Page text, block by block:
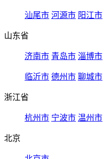
汕尾市 河源市 阳江市
山东省
济南市 青岛市 淄博市
临沂市 德州市 聊城市
浙江省
杭州市 宁波市 温州市
北京